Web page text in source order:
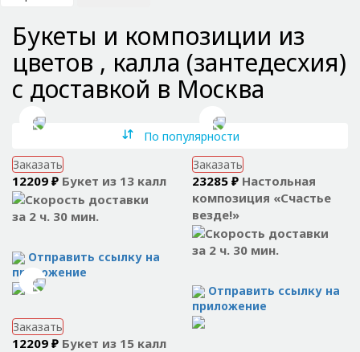
Букеты и композиции из
цветов , калла (зантедесхия)
с доставкой в Москва
По популярности
Заказать
23285 ₽ Настольная
композиция «Счастье
везде!»
за 2 ч. 30 мин.
Отправить ссылку на
приложение
Заказать
12209 ₽ Букет из 13 калл
за 2 ч. 30 мин.
Отправить ссылку на
приложение
Заказать
12209 ₽ Букет из 15 калл